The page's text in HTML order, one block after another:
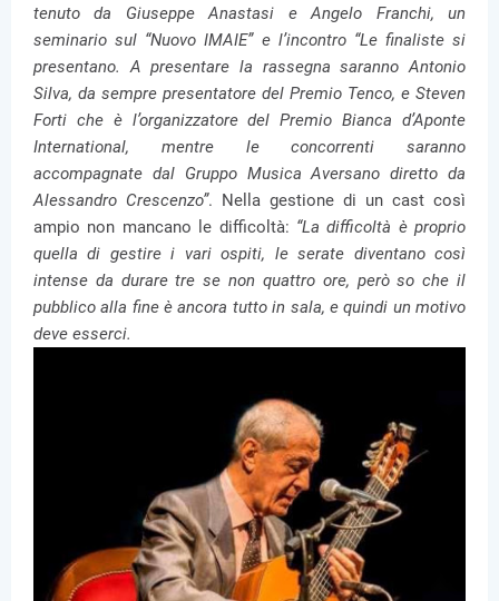
tenuto da Giuseppe Anastasi e Angelo Franchi, un
seminario sul “Nuovo IMAIE” e l’incontro “Le finaliste si
presentano. A presentare la rassegna saranno Antonio
Silva, da sempre presentatore del Premio Tenco, e Steven
Forti che è l’organizzatore del Premio Bianca d’Aponte
International, mentre le concorrenti saranno
accompagnate dal Gruppo Musica Aversano diretto da
Alessandro Crescenzo”. Nella gestione di un cast così
ampio non mancano le difficoltà: “La difficoltà è proprio
quella di gestire i vari ospiti, le serate diventano così
intense da durare tre se non quattro ore, però so che il
pubblico alla fine è ancora tutto in sala, e quindi un motivo
deve esserci.